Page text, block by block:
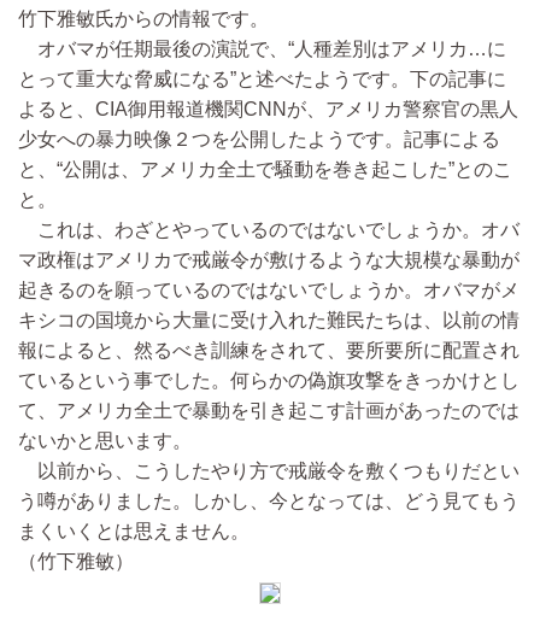
竹下雅敏氏からの情報です。
オバマが任期最後の演説で、“人種差別はアメリカ…に
とって重大な脅威になる”と述べたようです。下の記事に
よると、CIA御用報道機関CNNが、アメリカ警察官の黒人
少女への暴力映像２つを公開したようです。記事による
と、“公開は、アメリカ全土で騒動を巻き起こした”とのこ
と。
これは、わざとやっているのではないでしょうか。オバ
マ政権はアメリカで戒厳令が敷けるような大規模な暴動が
起きるのを願っているのではないでしょうか。オバマがメ
キシコの国境から大量に受け入れた難民たちは、以前の情
報によると、然るべき訓練をされて、要所要所に配置され
ているという事でした。何らかの偽旗攻撃をきっかけとし
て、アメリカ全土で暴動を引き起こす計画があったのでは
ないかと思います。
以前から、こうしたやり方で戒厳令を敷くつもりだとい
う噂がありました。しかし、今となっては、どう見てもう
まくいくとは思えません。
（竹下雅敏）